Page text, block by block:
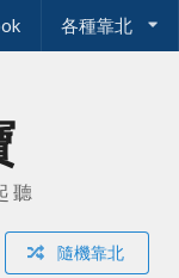
各種靠北
聽
隨機靠北